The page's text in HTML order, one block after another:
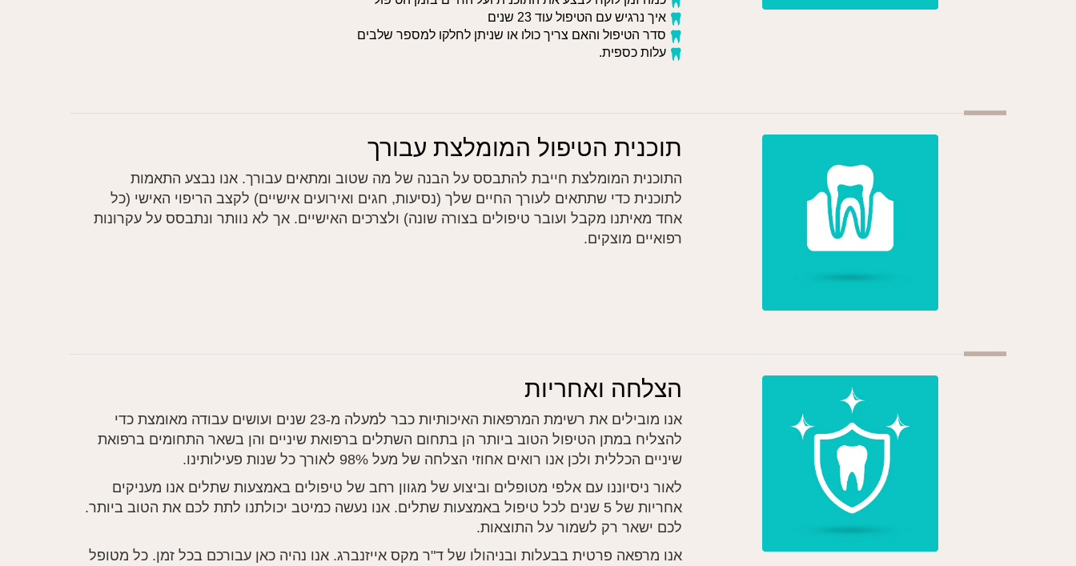
איך נרגיש עם הטיפול עוד 23 שנים
סדר הטיפול והאם צריך כולו או שניתן לחלקו למספר שלבים
עלות כספית.
תוכנית הטיפול המומלצת עבורך
התוכנית המומלצת חייבת להתבסס על הבנה של מה שטוב ומתאים עבורך. אנו נבצע התאמות
לתוכנית כדי שתתאים לעורך החיים שלך (נסיעות, חגים ואירועים אישיים) לקצב הריפוי האישי (כל
אחד מאיתנו מקבל ועובר טיפולים בצורה שונה) ולצרכים האישיים. אך לא נוותר ונתבסס על עקרונות
רפואיים מוצקים.
הצלחה ואחריות
אנו מובילים את רשימת המרפאות האיכותיות כבר למעלה מ-23 שנים ועושים עבודה מאומצת כדי
להצליח במתן הטיפול הטוב ביותר הן בתחום השתלים ברפואת שיניים והן בשאר התחומים ברפואת
שיניים הכללית ולכן אנו רואים אחוזי הצלחה של מעל 98% לאורך כל שנות פעילותינו.
לאור ניסיוננו עם אלפי מטופלים וביצוע של מגוון רחב של טיפולים באמצעות שתלים אנו מעניקים
אחריות של 5 שנים לכל טיפול באמצעות שתלים. אנו נעשה כמיטב יכולתנו לתת לכם את הטוב ביותר.
לכם ישאר רק לשמור על התוצאות.
אנו מרפאה פרטית בבעלות ובניהולו של ד"ר מקס אייזנברג. אנו נהיה כאן עבורכם בכל זמן. כל מטופל